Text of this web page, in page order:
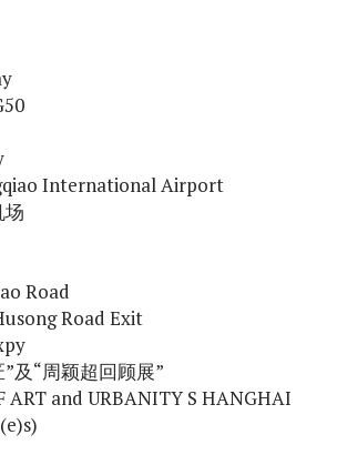
International Airport
场
Road
Road Exit
及“周颖超回顾展”
ART and URBANITY S HANGHAI